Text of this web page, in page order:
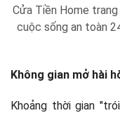
Cửa Tiền Home
cuộc sống an toàn
Không gian mở hài
Khoảng thời gian